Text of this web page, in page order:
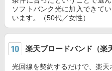
ソフトバンク光に加入できて
います。（50代／女性）
楽天ブロードバンド（楽
光回線を契約するだけで、楽